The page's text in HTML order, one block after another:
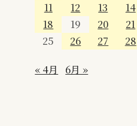
11
12 13 14
18
19 20 21
25
26 27 28
« 4月 6月 »